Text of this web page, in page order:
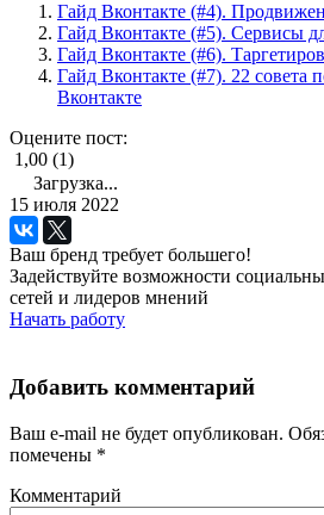
Гайд Вконтакте (#4).
Гайд Вконтакте (#5). Сервисы
Гайд Вконтакте (#6).
Гайд Вконтакте (#7). 22
Вконтакте
Оцените пост:
1,00 (1)
Загрузка...
15 июля 2022
Ваш бренд требует большего!
Задействуйте возможности
сетей и лидеров мнений
Начать работу
Добавить комментарий
Ваш e-mail не будет опубликован.
помечены *
Комментарий